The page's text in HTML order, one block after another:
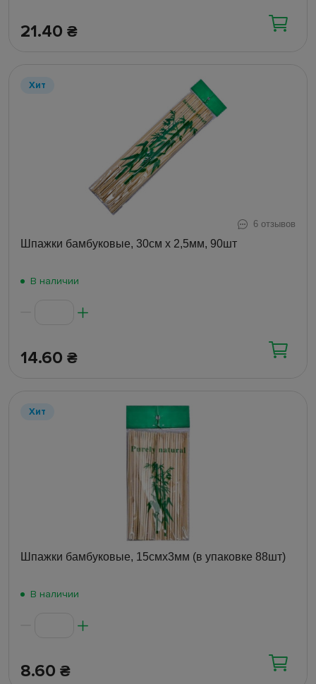
21.40 ₴
Хит
6 отзывов
Шпажки бамбуковые, 30см х 2,5мм, 90шт
В наличии
14.60 ₴
Хит
Шпажки бамбуковые, 15смх3мм (в упаковке 88шт)
В наличии
8.60 ₴